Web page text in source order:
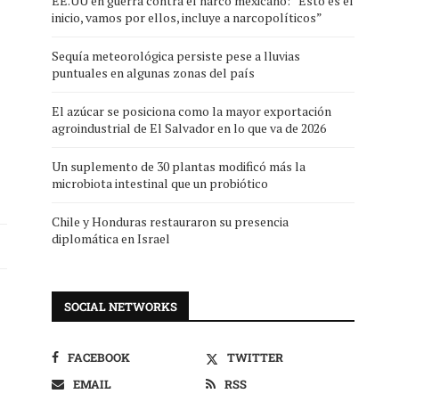
inicio, vamos por ellos, incluye a narcopolíticos”
Sequía meteorológica persiste pese a lluvias
puntuales en algunas zonas del país
El azúcar se posiciona como la mayor exportación
agroindustrial de El Salvador en lo que va de 2026
Un suplemento de 30 plantas modificó más la
microbiota intestinal que un probiótico
Chile y Honduras restauraron su presencia
diplomática en Israel
SOCIAL NETWORKS
FACEBOOK
TWITTER
EMAIL
RSS